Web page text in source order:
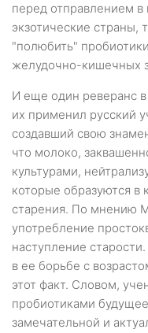
перед отправлением
экзотические страны,
"полюбить"
желудочно-кишечных
И еще один реверанс
их применил русский
создавший свою
что молоко,
культурами,
которые образуются в
старения. По мнению
употребление
наступление
в ее борьбе с
этот факт. Словом,
пробиотиками
замечательной и